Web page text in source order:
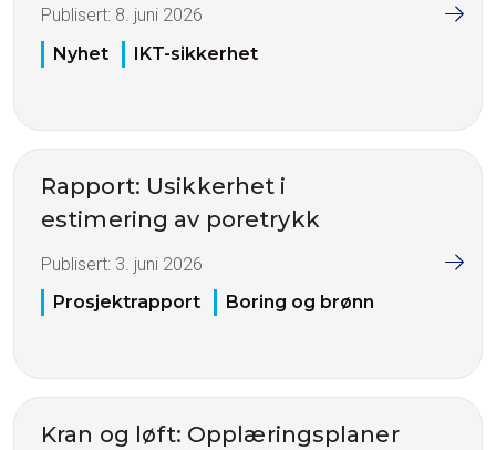
Publisert: 8. juni 2026
Nyhet
IKT-sikkerhet
Rapport: Usikkerhet i
estimering av poretrykk
Publisert: 3. juni 2026
Prosjektrapport
Boring og brønn
Kran og løft: Opplæringsplaner